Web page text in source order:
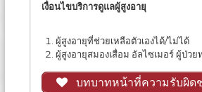
เงื่อนไขบริการดูแลผู้สูงอายุ
ผู้สูงอายุที่ช่วยเหลือตัวเองได้/ไม่ได้
ผู้สูงอายุสมองเสื่อม อัลไซเมอร์ ผู้ป่วย
บทบาทหน้าที่ความรับผิด